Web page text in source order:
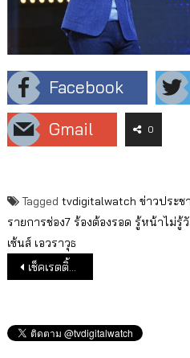
Facebook
Gmail
0
Tagged tvdigitalwatch ข่าวประช
รายการช่อง7 ร้องต้องรอด รู้หน้าไม่รู้
เซ้นส์ เอวราวุธ
แนะแนวเรื่อง
เช็คเรตติ้งรายการบันเทิง-ข่าวทีวีดิจิทัล (20 มิ.ย.65)